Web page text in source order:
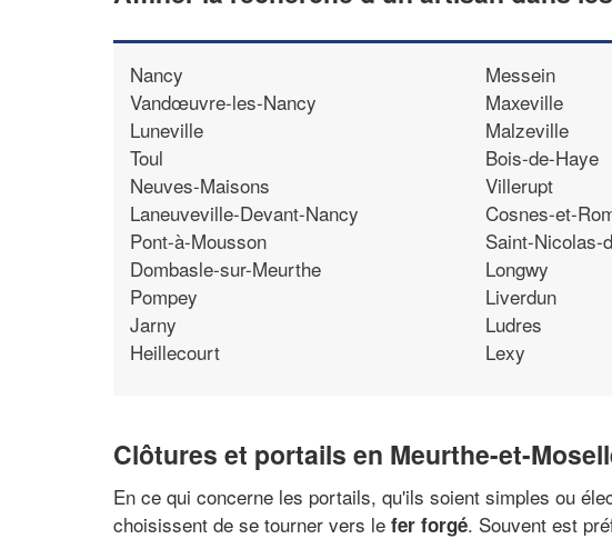
Nancy
Vandœuvre-les-Nancy
Luneville
Toul
Neuves-Maisons
Laneuveville-Devant-Nancy
Pont-à-Mousson
Dombasle-sur-Meurthe
Pompey
Jarny
Heillecourt
Messein
Maxeville
Malzeville
Bois-de-Haye
Villerupt
Cosnes-et-
Saint-Nicolas-
Longwy
Liverdun
Ludres
Lexy
Clôtures et portails en Meurthe-et-
En ce qui concerne les portails, qu'ils soient simples ou
choisissent de se tourner vers le fer forgé. Souvent est